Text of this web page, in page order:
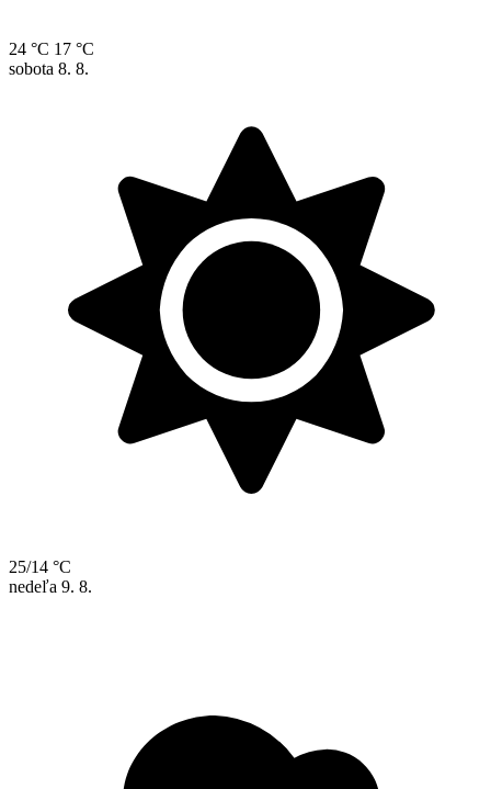
24 °C 17 °C
sobota 8. 8.
25/14 °C
nedeľa 9. 8.